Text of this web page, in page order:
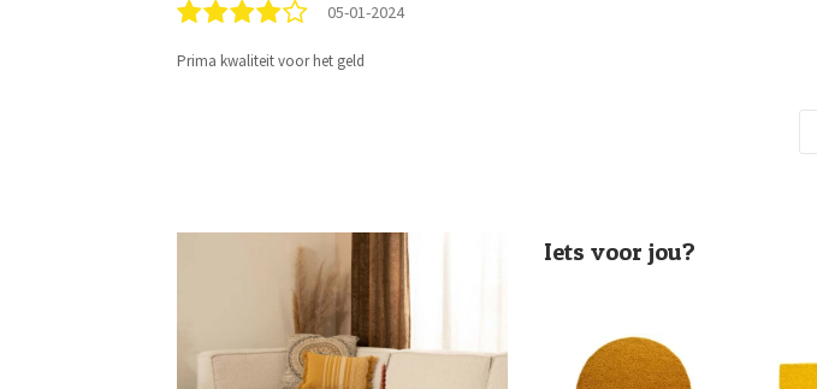
05-01-2024
Prima kwaliteit voor het geld
Iets voor jou?